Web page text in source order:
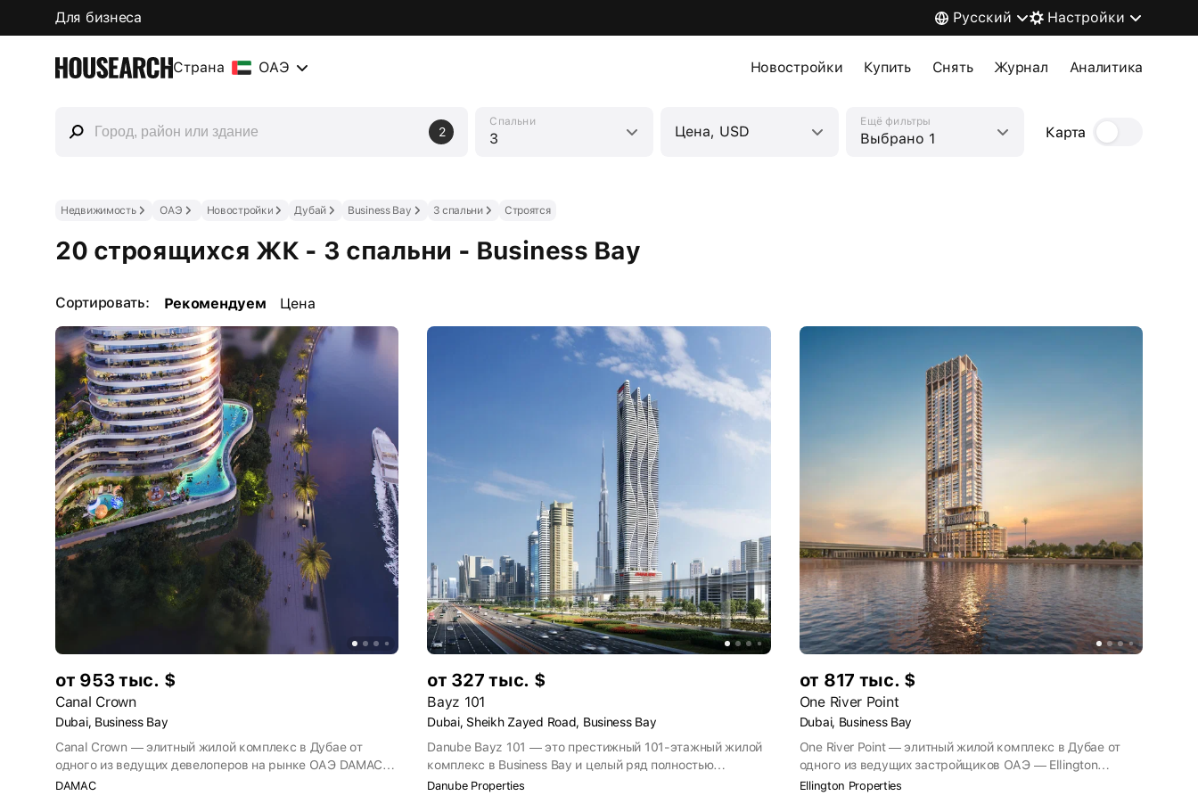
Для бизнеса Русский Настройки
Страна ОАЭ Новостройки Купить Снять Журнал Аналитика
2
Спальни
3 Цена, USD
Ещё фильтры
Выбрано 1 Карта
Недвижимость ОАЭ Новостройки Дубай Business Bay 3 спальни Строятся
20 строящихся ЖК - 3 спальни - Business Bay
Сортировать: Рекомендуем Цена
от 953 тыс. $
Canal Crown
Dubai, Business Bay
Canal Crown — элитный жилой комплекс в Дубае от
одного из ведущих девелоперов на рынке ОАЭ DAMAC
Properties и ювелирного бренда de Grisogono, который
DAMAC
от 327 тыс. $
Bayz 101
Dubai, Sheikh Zayed Road, Business Bay
Danube Bayz 101 — это престижный 101-этажный жилой
комплекс в Business Bay и целый ряд полностью
меблированных студий, апартаментов с 1, 2 и 3
Danube Properties
от 817 тыс. $
One River Point
Dubai, Business Bay
One River Point — элитный жилой комплекс в Дубае от
одного из ведущих застройщиков ОАЭ — Ellington
Properties. В ЖК будут представлены меблированные
Ellington Properties